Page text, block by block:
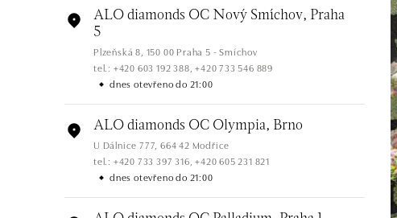
ALO diamonds OC Nový Smíchov, Praha
5
Plzeňská 8, 150 00 Praha 5 - Smíchov
tel.: +420 603 192 388, +420 733 546 889
dnes otevřeno do 21:00
ALO diamonds OC Olympia, Brno
U Dálnice 777, 664 42 Modřice
tel.: +420 733 397 316, +420 605 231 821
dnes otevřeno do 21:00